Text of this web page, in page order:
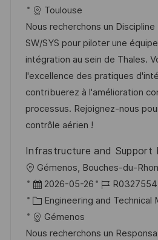
a
t
i
o
n
s
t
e
d
D
a
t
e
I
d
a
t
e
g
o
r
y
Toulouse
Nous recherchons un
SW/SYS pour piloter une
intégration au sein de Thales.
l'excellence des pratiques
contribuerez à l'amélioration
processus. Rejoignez-nous
contrôle aérien !
Infrastructure and Support
L
o
c
a
t
Gémenos, Bouches-du-
P
o
s
t
2026-05-26
J
o
I
R0327554
C
a
t
Engineering and Technical
Gémenos
Nous recherchons un